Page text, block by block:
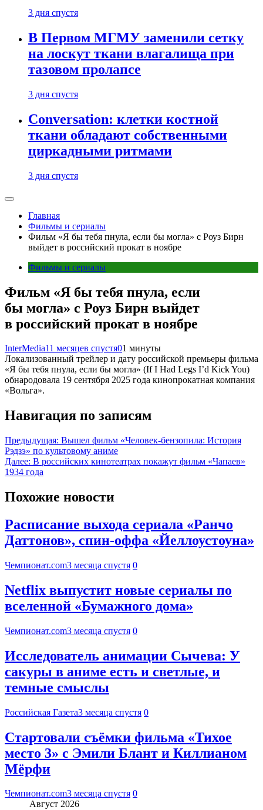
3 дня спустя
В Первом МГМУ заменили сетку
на лоскут ткани влагалища при
тазовом пролапсе
3 дня спустя
Conversation: клетки костной
ткани обладают собственными
циркадными ритмами
3 дня спустя
Главная
Фильмы и сериалы
Фильм «Я бы тебя пнула, если бы могла» с Роуз Бирн
выйдет в российский прокат в ноябре
Фильмы и сериалы
Фильм «Я бы тебя пнула, если
бы могла» с Роуз Бирн выйдет
в российский прокат в ноябре
InterMedia11 месяцев спустя01 минуты
Локализованный трейлер и дату российской премьеры фильма
«Я бы тебя пнула, если бы могла» (If I Had Legs I’d Kick You)
обнародовала 19 сентября 2025 года кинопрокатная компания
«Вольга».
Навигация по записям
Предыдущая: Вышел фильм «Человек-бензопила: История
Рэдзэ» по культовому аниме
Далее: В российских кинотеатрах покажут фильм «Чапаев»
1934 года
Похожие новости
Расписание выхода сериала «Ранчо
Даттонов», спин-оффа «Йеллоустоуна»
Чемпионат.com3 месяца спустя 0
Netflix выпустит новые сериалы по
вселенной «Бумажного дома»
Чемпионат.com3 месяца спустя 0
Исследователь анимации Сычева: У
сакуры в аниме есть и светлые, и
темные смыслы
Российская Газета3 месяца спустя 0
Стартовали съёмки фильма «Тихое
место 3» с Эмили Блант и Киллианом
Мёрфи
Чемпионат.com3 месяца спустя 0
Август 2026